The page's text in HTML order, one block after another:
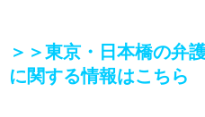
＞＞東京・日本橋の弁
に関する情報はこちら